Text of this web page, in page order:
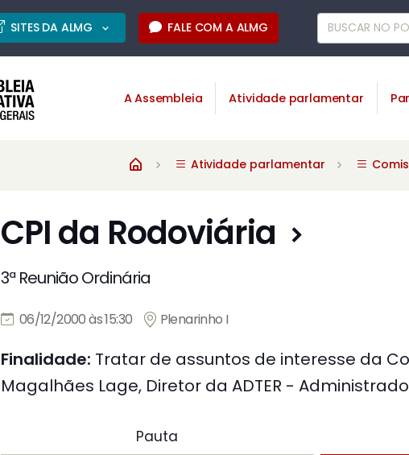
SITES DA ALMG FALE COM A ALMG
A Assembleia Atividade parlamentar
Atividade parlamentar
CPI da Rodoviária
3ª Reunião Ordinária
06/12/2000 às 15:30 Plenarinho I
Finalidade: Tratar de assuntos de interesse da
Magalhães Lage, Diretor da ADTER -
Pauta